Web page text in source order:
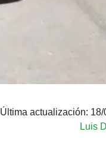
Última actualización: 18/
Luis